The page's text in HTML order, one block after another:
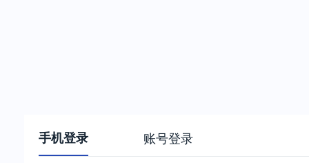
手机登录 账号登录